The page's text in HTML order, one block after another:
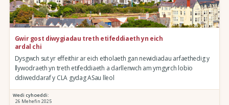
Gwir gost diwygiadau treth etifeddiaeth yn eich
ardal chi
Dysgwch sut yr effeithir ar eich etholaeth gan newidiadau arfaethedig y
llywodraeth yn treth etifeddiaeth a darllenwch am ymgyrch lobïo
ddiweddaraf y CLA gydag ASau lleol
Wedi cyhoeddi:
26 Mehefin 2025